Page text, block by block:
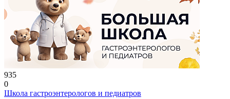
935
0
Школа гастроэнтерологов и педиатров